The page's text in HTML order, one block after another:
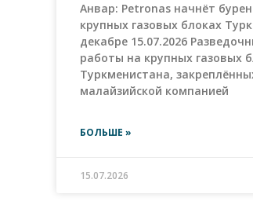
Анвар: Petronas начнёт
крупных газовых блоках
декабре 15.07.2026
работы на крупных газовых
Туркменистана,
малайзийской компанией
БОЛЬШЕ »
15.07.2026